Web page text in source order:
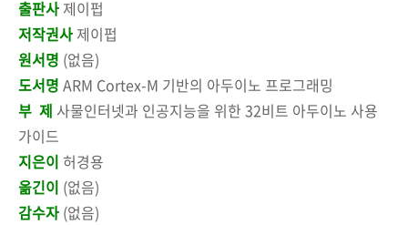
출판사 제이펍
저작권사 제이펍
원서명 (없음)
도서명 ARM Cortex-M 기반의 아두이노 프로그래밍
부 제 사물인터넷과 인공지능을 위한 32비트 아두이노 사용
가이드
지은이 허경용
옮긴이 (없음)
감수자 (없음)